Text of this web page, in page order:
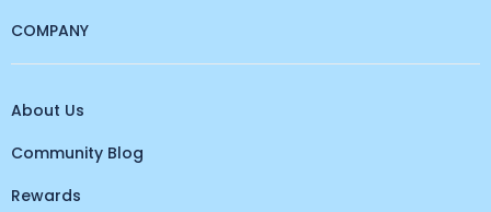
COMPANY
About Us
Community Blog
Rewards